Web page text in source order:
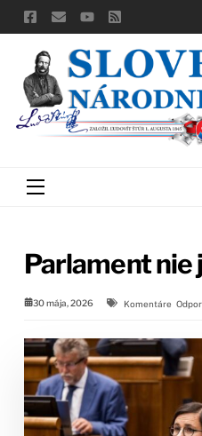
Skip
to
content
Menu
Parlament nie
30 mája, 2026 Komentáre